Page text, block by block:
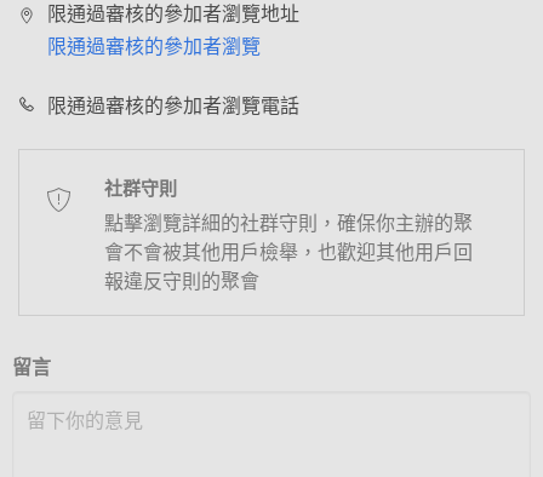
限通過審核的參加者瀏覽地址
限通過審核的參加者瀏覽
限通過審核的參加者瀏覽電話
社群守則
點擊瀏覽詳細的社群守則，確保你主辦的聚
會不會被其他用戶檢舉，也歡迎其他用戶回
報違反守則的聚會
留言